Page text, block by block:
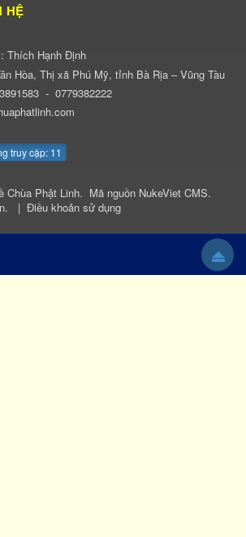
HỆ
Thích Hạnh Định
Hòa, Thị xã Phú Mỹ, tỉnh Bà Rịa – Vũng Tàu
- 0779382222
truy cập: 11
Chùa Phật Linh. Mã nguồn NukeViet CMS.
. | Điều khoản sử dụng